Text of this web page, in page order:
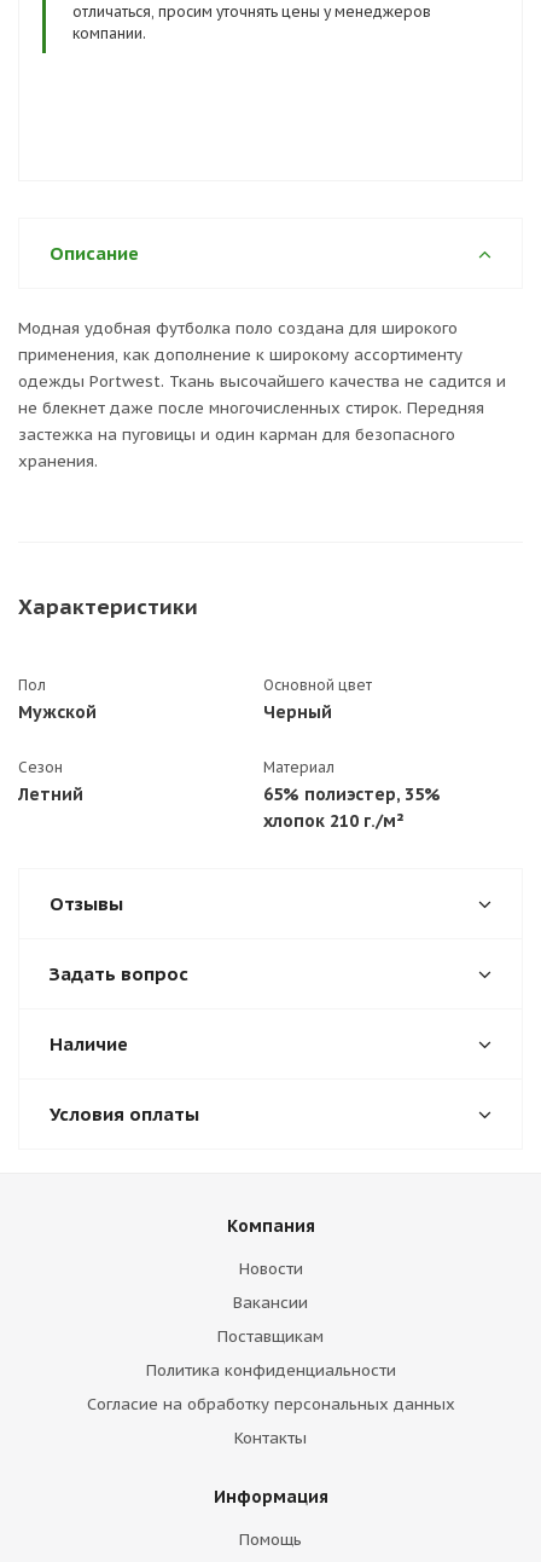
отличаться, просим уточнять цены у менеджеров
компании.
Описание
Модная удобная футболка поло создана для широкого
применения, как дополнение к широкому ассортименту
одежды Portwest. Ткань высочайшего качества не садится и
не блекнет даже после многочисленных стирок. Передняя
застежка на пуговицы и один карман для безопасного
хранения.
Характеристики
Пол
Мужской
Основной цвет
Черный
Сезон
Летний
Материал
65% полиэстер, 35%
хлопок 210 г./м²
Отзывы
Задать вопрос
Наличие
Условия оплаты
Компания
Новости
Вакансии
Поставщикам
Политика конфиденциальности
Согласие на обработку персональных данных
Контакты
Информация
Помощь